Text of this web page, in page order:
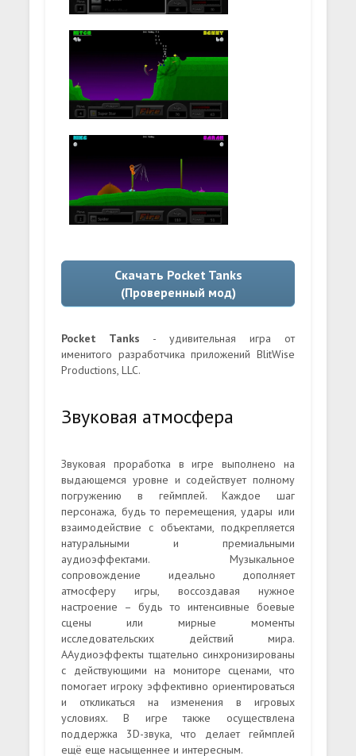
Скачать Pocket Tanks
(Проверенный мод)
Pocket Tanks - удивительная игра от
именитого разработчика приложений BlitWise
Productions, LLC.
Звуковая атмосфера
Звуковая проработка в игре выполнено на
выдающемся уровне и содействует полному
погружению в геймплей. Каждое шаг
персонажа, будь то перемещения, удары или
взаимодействие с объектами, подкрепляется
натуральными и премиальными
аудиоэффектами. Музыкальное
сопровождение идеально дополняет
атмосферу игры, воссоздавая нужное
настроение – будь то интенсивные боевые
сцены или мирные моменты
исследовательских действий мира.
ААудиоэффекты тщательно синхронизированы
с действующими на мониторе сценами, что
помогает игроку эффективно ориентироваться
и откликаться на изменения в игровых
условиях. В игре также осуществлена
поддержка 3D-звука, что делает геймплей
ещё еще насыщеннее и интересным.